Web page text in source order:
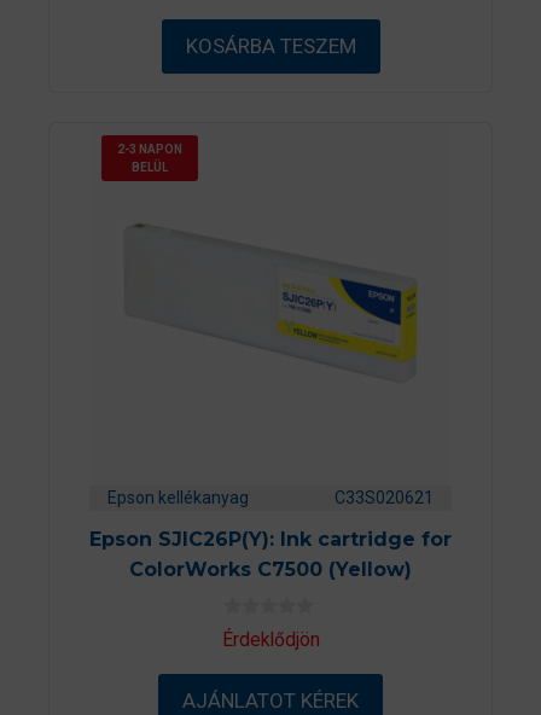
b
ő
l
KOSÁRBA TESZEM
2-3 NAPON
BELÜL
Epson kellékanyag C33S020621
Epson SJIC26P(Y): Ink cartridge for
ColorWorks C7500 (Yellow)
0
a
-
Érdeklődjön
AJÁNLATOT KÉREK